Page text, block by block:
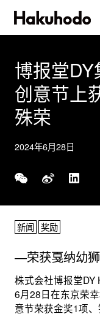
博报堂
创意节上
殊荣
2024年6月28日
新闻 奖励
―荣获戛纳幼
株式会社博报堂DY
6月28日在东京荣
意节荣获金奖1项、